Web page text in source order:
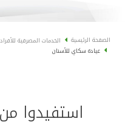
خدمة "بيتك" للتداول
البطاقات
"برامج العملاء"
الاستثمار
الصفحة الرئيسية الخدمات المصرفية للأفراد
عيادة سكاي للأسنان
استفيدوا